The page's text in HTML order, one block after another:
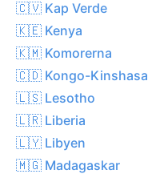
🇨🇻 Kap Verde
🇰🇪 Kenya
🇰🇲 Komorerna
🇨🇩 Kongo-Kinshasa
🇱🇸 Lesotho
🇱🇷 Liberia
🇱🇾 Libyen
🇲🇬 Madagaskar